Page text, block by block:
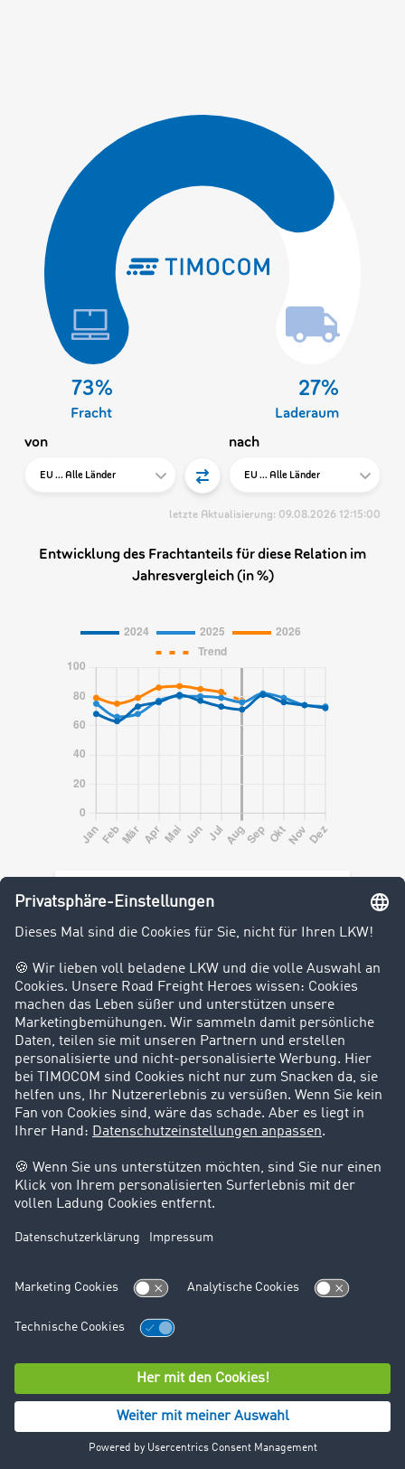
Pressekontakt
Unternehmenskommunikation
DE-40699
+49 211 88 26 69 53
+49 211 88 26 59 24
presse@timocom.com